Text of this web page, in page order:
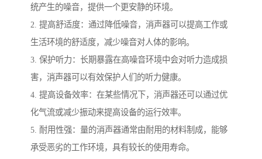
统产生的噪音，提供一个更安静的环境。
2. 提高舒适度：通过降低噪音，消声器可以提高工作或
生活环境的舒适度，减少噪音对人体的影响。
3. 保护听力：长期暴露在高噪音环境中会对听力造成损
害，消声器可以有效保护人们的听力健康。
4. 提高设备效率：在某些情况下，消声器还可以通过优
化气流或减少振动来提高设备的运行效率。
5. 耐用性强：量的消声器通常由耐用的材料制成，能够
承受恶劣的工作环境，具有较长的使用寿命。